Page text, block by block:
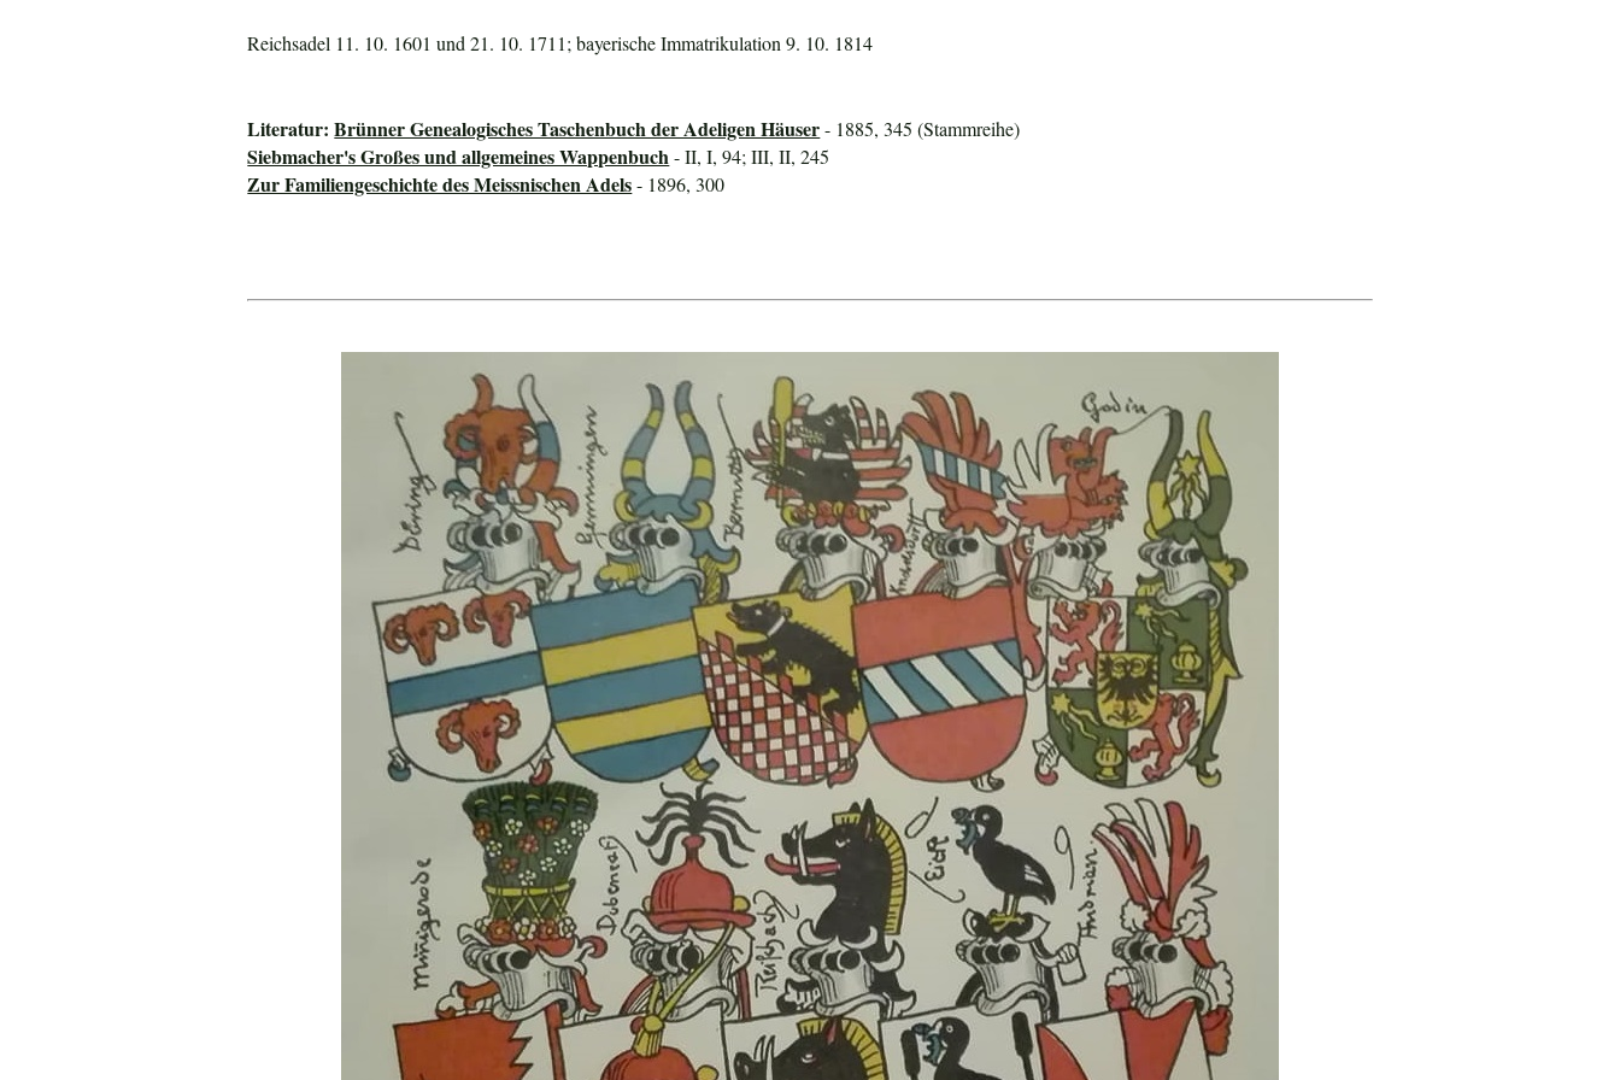
Reichsadel 11. 10. 1601 und 21. 10. 1711; bayerische Immatrikulation 9. 10. 1814
Literatur:Brünner Genealogisches Taschenbuch der Adeligen Häuser- 1885, 345 (Stammreihe)
Siebmacher's Großes und allgemeines Wappenbuch- II, I, 94; III, II, 245
Zur Familiengeschichte des Meissnischen Adels- 1896, 300